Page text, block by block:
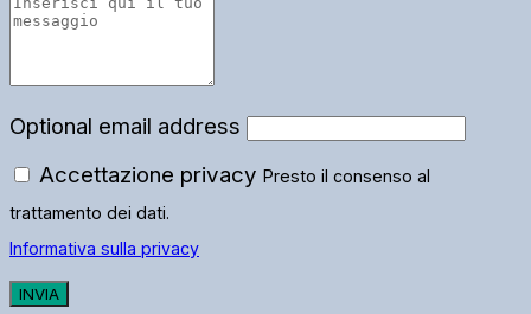
Optional email address
Accettazione privacy Presto il consenso al
trattamento dei dati.
Informativa sulla privacy
INVIA